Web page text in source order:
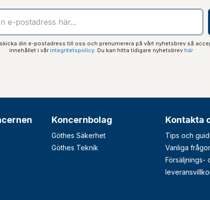
din e-postadress till oss och prenumerera på vårt nyhetsbrev så
innehållet i vår integritetspolicy . Du kan hitta tidigare nyhetsbrev här
Koncernbolag
Göthes Säkerhet
Göthes Teknik
Kontakta
Tips och
Vanliga frågor
Försäljnings-